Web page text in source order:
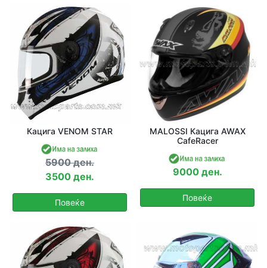
Одбери Година
Кацига VENOM STAR
5900 ден.
3500 ден.
Повеќе
MALOSSI Кацига AWAX
CafeRacer
9000 ден.
Повеќе